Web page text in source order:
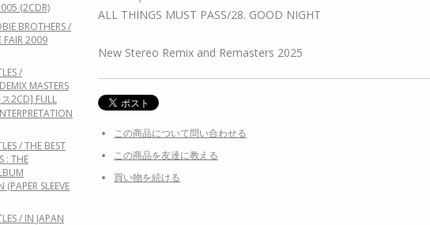
ALL THINGS MUST PASS/28. GOOD NIGHT
New Stereo Remix and Remasters 2025
この商品について問い合わせる
この商品を友達に教える
買い物を続ける
(2CDR)
BROTHERS /
FAIR 2009
/
MASTERS
2CD] FULL
/ THE BEST
: THE
SLEEVE
/ IN JAPAN